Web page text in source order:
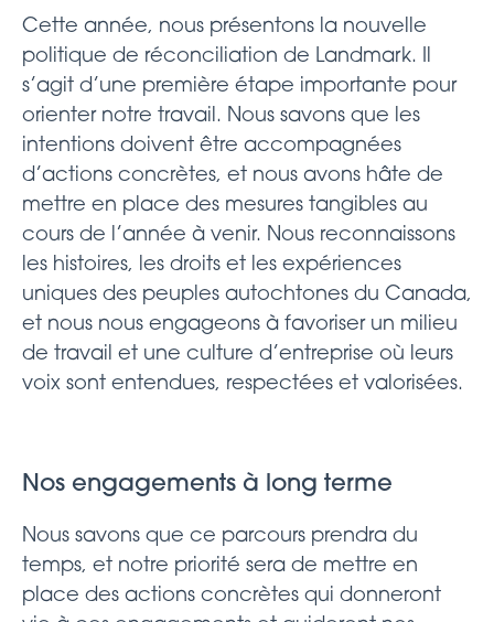
Cette année, nous présentons la nouvelle
politique de réconciliation de Landmark. Il
s’agit d’une première étape importante pour
orienter notre travail. Nous savons que les
intentions doivent être accompagnées
d’actions concrètes, et nous avons hâte de
mettre en place des mesures tangibles au
cours de l’année à venir. Nous reconnaissons
les histoires, les droits et les expériences
uniques des peuples autochtones du Canada,
et nous nous engageons à favoriser un milieu
de travail et une culture d’entreprise où leurs
voix sont entendues, respectées et valorisées.
Nos engagements à long terme
Nous savons que ce parcours prendra du
temps, et notre priorité sera de mettre en
place des actions concrètes qui donneront